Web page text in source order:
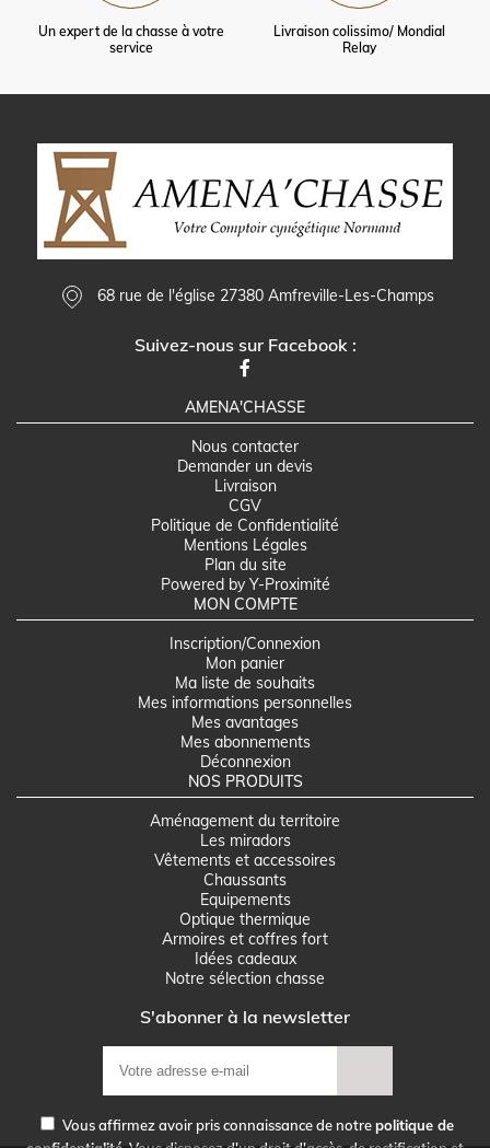
Un expert de la chasse à votre
service
Livraison colissimo/ Mondial
Relay
68 rue de l'église 27380 Amfreville-Les-Champs
Suivez-nous sur Facebook :
AMENA'CHASSE
Nous contacter
Demander un devis
Livraison
CGV
Politique de Confidentialité
Mentions Légales
Plan du site
Powered by Y-Proximité
MON COMPTE
Inscription/Connexion
Mon panier
Ma liste de souhaits
Mes informations personnelles
Mes avantages
Mes abonnements
Déconnexion
NOS PRODUITS
Aménagement du territoire
Les miradors
Vêtements et accessoires
Chaussants
Equipements
Optique thermique
Armoires et coffres fort
Idées cadeaux
Notre sélection chasse
S'abonner à la newsletter
Vous affirmez avoir pris connaissance de notrepolitique de